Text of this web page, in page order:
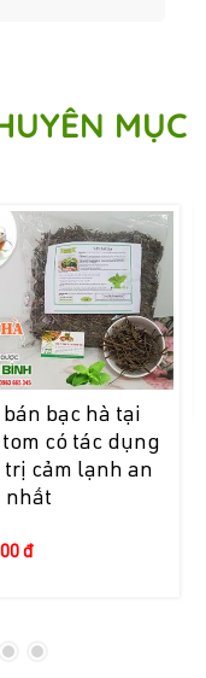
MỤC
bán bạc hà tại
tom có tác dụng
trị cảm lạnh an
nhất
đ